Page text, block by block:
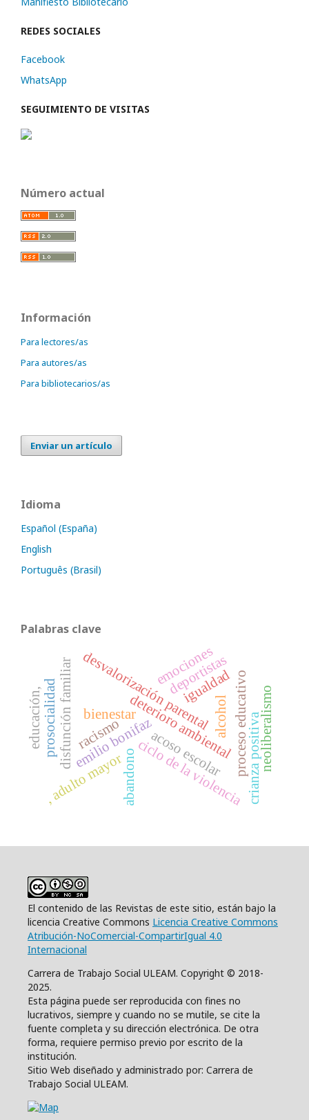
REDES SOCIALES
Facebook
WhatsApp
SEGUIMIENTO DE VISITAS
Número actual
Información
Para lectores/as
Para autores/as
Para bibliotecarios/as
Enviar un artículo
Idioma
Español (España)
English
Português (Brasil)
Palabras clave
emilio bonifazdeterioro ambiental
disfunción familiar bienestar
ciclo de la violencia
desvalorización parental proceso educativo
acoso escolar
abandono
, adulto mayor
alcohol
deportistas
emociones
crianza positiva
racismo
prosocialidad
educación,
igualdad neoliberalismo
El contenido de las Revistas de este sitio, están bajo la
licencia Creative Commons Licencia Creative Commons
Atribución-NoComercial-CompartirIgual 4.0
Internacional
Carrera de Trabajo Social ULEAM. Copyright © 2018-
2025.
Esta página puede ser reproducida con fines no
lucrativos, siempre y cuando no se mutile, se cite la
fuente completa y su dirección electrónica. De otra
forma, requiere permiso previo por escrito de la
institución.
Sitio Web diseñado y administrado por: Carrera de
Trabajo Social ULEAM.